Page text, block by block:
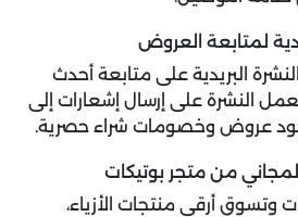
لمتابعة العروض
البريدية على متابعة أحدث
النشرة على إرسال إشعارات إلى
عروض وخصومات شراء حصرية.
من متجر بوتيكات
وتسوق أرقى منتجات الأزياء،